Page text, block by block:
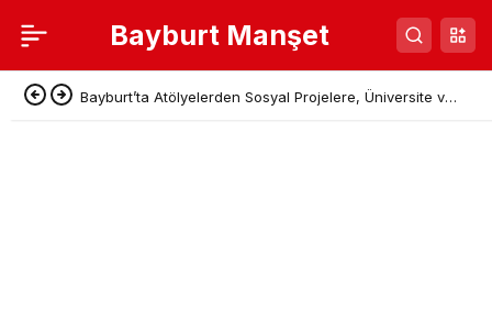
Bayburt Manşet
Bayburt’ta Atölyelerden Sosyal Projelere, Üniversite ve